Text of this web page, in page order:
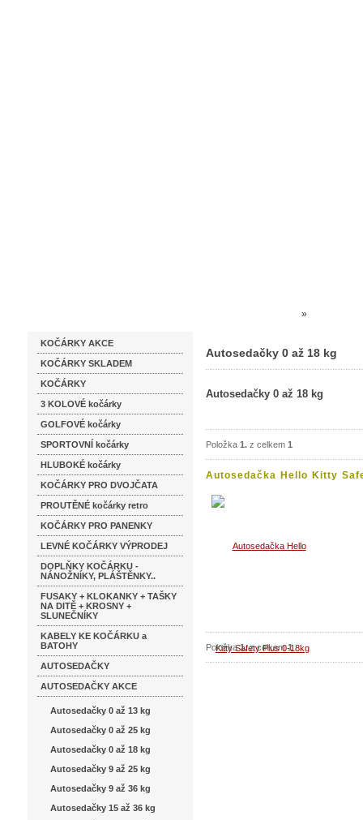
KOČÁRKY AKCE
KOČÁRKY SKLADEM
KOČÁRKY
3 KOLOVÉ kočárky
GOLFOVÉ kočárky
SPORTOVNÍ kočárky
HLUBOKÉ kočárky
KOČÁRKY PRO DVOJČATA
PROUTĚNÉ kočárky retro
KOČÁRKY PRO PANENKY
LEVNÉ KOČÁRKY VÝPRODEJ
DOPLŇKY KOČÁRKU -
NÁNOŽNÍKY, PLÁŠTĚNKY..
FUSAKY + KLOKANKY + TAŠKY
NA DITĚ + KROSNY +
SLUNEČNÍKY
KABELY KE KOČÁRKU a
BATOHY
AUTOSEDAČKY
AUTOSEDAČKY AKCE
Autosedačky 0 až 13 kg
Autosedačky 0 až 25 kg
Autosedačky 0 až 18 kg
Autosedačky 9 až 25 kg
Autosedačky 9 až 36 kg
Autosedačky 15 až 36 kg
»
Autosedačky 0 až 18 kg
Autosedačky 0 až 18 kg
Položka 1. z celkem 1
Autosedačka Hello Kitty
Položka1.z celkem1